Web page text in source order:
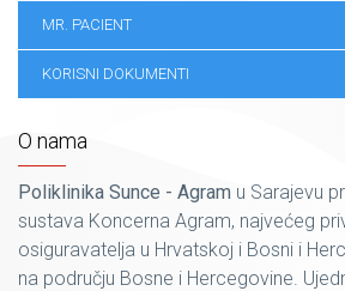
MR. PACIENT
KORISNI DOKUMENTI
O nama
Poliklinika Sunce - Agram u Sarajevu
sustava Koncerna Agram, najvećeg
osiguravatelja u Hrvatskoj i Bosni i
na području Bosne i Hercegovine.